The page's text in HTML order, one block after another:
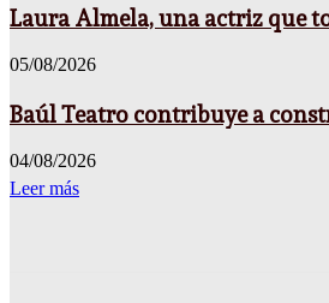
Laura Almela, una actriz que
05/08/2026
Baúl Teatro contribuye a
04/08/2026
Leer más